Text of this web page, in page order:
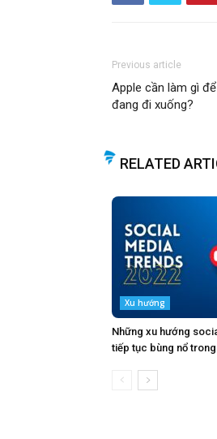
Previous article
Apple cần làm gì
đang đi xuống?
RELATED
Xu hướng
Những xu hướng
tiếp tục bùng nổ trong